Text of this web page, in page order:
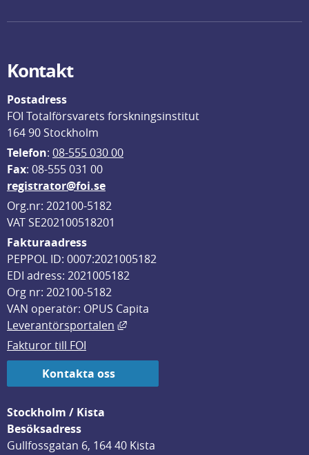
Kontakt
Postadress
FOI Totalförsvarets forskningsinstitut
164 90 Stockholm
Telefon: 08-555 030 00
Fax: 08-555 031 00
registrator@foi.se
Org.nr: 202100-5182
VAT SE202100518201
Fakturaadress
PEPPOL ID: 0007:2021005182
EDI adress: 2021005182
Org nr: 202100-5182
VAN operatör: OPUS Capita
Leverantörsportalen
Länk till annan webbplats, öppnas
Fakturor till FOI
Kontakta oss
Stockholm / Kista
Besöksadress
Gullfossgatan 6, 164 40 Kista